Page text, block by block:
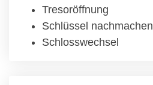
Tresoröffnung
Schlüssel nachmachen
Schlosswechsel